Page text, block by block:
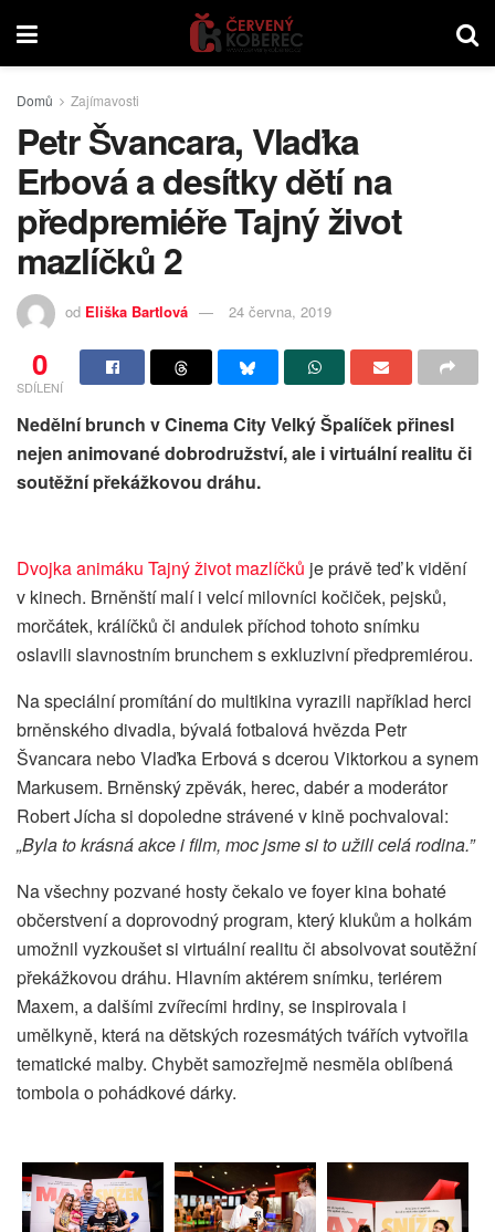
Domů Zajímavosti
Petr Švancara, Vlaďka
Erbová a desítky dětí na
předpremiéře Tajný život
mazlíčků 2
od Eliška Bartlová 24 června, 2019
0
SDÍLENÍ
Nedělní brunch v Cinema City Velký Špalíček přinesl
nejen animované dobrodružství, ale i virtuální realitu či
soutěžní překážkovou dráhu.
Dvojka animáku Tajný život mazlíčků je právě teď k vidění
v kinech. Brněnští malí i velcí milovníci kočiček, pejsků,
morčátek, králíčků či andulek příchod tohoto snímku
oslavili slavnostním brunchem s exkluzivní předpremiérou.
Na speciální promítání do multikina vyrazili například herci
brněnského divadla, bývalá fotbalová hvězda Petr
Švancara nebo Vlaďka Erbová s dcerou Viktorkou a synem
Markusem. Brněnský zpěvák, herec, dabér a moderátor
Robert Jícha si dopoledne strávené v kině pochvaloval:
„Byla to krásná akce i film, moc jsme si to užili celá rodina.”
Na všechny pozvané hosty čekalo ve foyer kina bohaté
občerstvení a doprovodný program, který klukům a holkám
umožnil vyzkoušet si virtuální realitu či absolvovat soutěžní
překážkovou dráhu. Hlavním aktérem snímku, teriérem
Maxem, a dalšími zvířecími hrdiny, se inspirovala i
umělkyně, která na dětských rozesmátých tvářích vytvořila
tematické malby. Chybět samozřejmě nesměla oblíbená
tombola o pohádkové dárky.